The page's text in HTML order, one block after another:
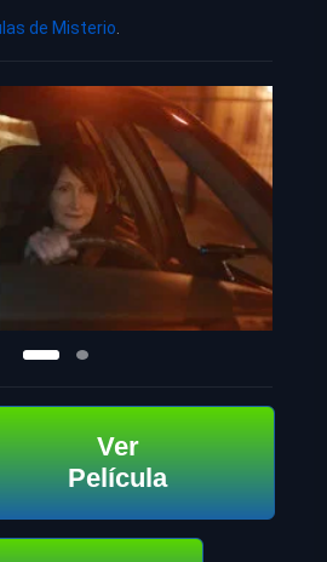
de Misterio
Ver
Película